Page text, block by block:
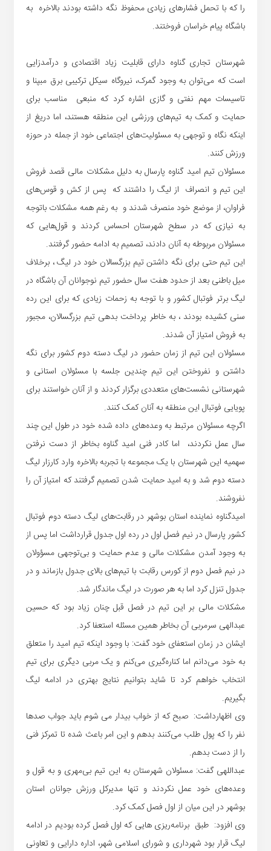
را که با تحمل فشارهای زیادی محفوظ نگه داشته بودند بالاخره به
باشگاه پیام خراسان فروختند.
شهرستان تجاری گناوه دارای قابلیت زیاد اقتصادی و درآمدزایی
است که می‌توان به وجود گمرک، نیروگاه سیکل ترکیبی برق مبپنا و
تاسیسات مهم نفتی و گازی اشاره کرد که منبعی مناسب برای
حمایت و کمک به تیم‌های ورزشی این منطقه هستند، اما دریغ از
اینکه نگاه و توجهی به مسئولیت‌های اجتماعی خود از جمله در حوزه
ورزش کنند.
مسئولان تیم امید گناوه پارسال به دلیل مشکلات مالی قصد فروش
این تیم و انصراف از لیگ را داشتند که پس از کش و قوس‌های
فراوان، از موضع خود منصرف شدند و به رغم همه مشکلات باتوجه
به نیازی که در سطح شهرستان احساس کردند و قول‌هایی که
مسئولان مربوطه به آنان دادند، تصمیم به ادامه حضور گرفتند.
این تیم حتی برای نگه داشتن تیم بزرگسالان خود در لیگ ، برخلاف
میل باطنی بعد از حدود هفت سال حضور تیم نوجوانان آن باشگاه در
لیگ برتر فوتبال کشور و با توجه به زحمات زیادی که برای این رده
سنی کشیده بودند ، به خاطر پرداخت بدهی تیم بزرگسالان، مجبور
به فروش امتیاز آن شدند.
مسئولان این تیم از زمان حضور در لیگ دسته دوم کشور برای نگه
داشتن و نفروختن این تیم چندین جلسه با مسئولان استانی و
شهرستانی نشست‌های متعددی برگزار کردند و از آنان خواستند برای
پویایی فوتبال این منطقه به آنان کمک کنند.
اگرچه مسئولان مرتبط به وعده‌های داده شده خود در طول این چند
سال عمل نکردند، اما کادر فنی امید گناوه بخاطر از دست نرفتن
سهمیه این شهرستان با یک مجموعه با تجربه بالاخره وارد کارزار لیگ
دسته دوم شد و به امید حمایت شدن تصمیم گرفتند که امتیاز آن را
نفروشند.
امیدگناوه نماینده استان بوشهر در رقابت‌های لیگ دسته دوم فوتبال
کشور پارسال در نیم فصل اول در رده‌ اول جدول قرارداشت اما پس از
به وجود آمدن مشکلات مالی و عدم حمایت و بی‌توجهی مسؤولان
در نیم فصل دوم از کورس رقابت با تیم‌های بالای جدول بازماند و در
جدول تنزل کرد اما به هر صورت در لیگ ماندگار شد.
مشکلات مالی بر این تیم در فصل قبل چنان زیاد بود که حسین
عبدالهی سرمربی آن بخاطر همین مسئله استعفا کرد.
ایشان در زمان استعفای خود گفت: با وجود اینکه تیم امید را متعلق
به خود می‌دانم اما کناره‌گیری می‌کنم و یک مربی دیگری برای تیم
انتخاب خواهم کرد تا شاید بتوانیم نتایج بهتری در ادامه لیگ
بگیریم.
وی اظهارداشت: صبح که از خواب بیدار می شوم باید جواب صدها
نفر را که پول طلب می‌کنند بدهم و این امر باعث شده تا تمرکز فنی
را از دست بدهم.
عبداللهی گفت: مسئولان شهرستان به این تیم بی‌مهری و به قول و
وعده‌های خود عمل نکردند و تنها مدیرکل ورزش جوانان استان
بوشهر در این میان از اول فصل کمک کرد.
وی افزود: طبق برنامه‌ریزی هایی که اول فصل کرده بودیم در ادامه
لیگ قرار بود شهرداری و شورای اسلامی شهر، اداره دارایی و تعاونی